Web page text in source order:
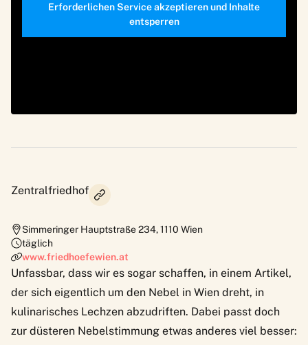
Erforderlichen Service akzeptieren und Inhalte
entsperren
Zentralfriedhof
Simmeringer Hauptstraße 234,1110 Wien
täglich
www.friedhoefewien.at
Unfassbar, dass wir es sogar schaffen, in einem Artikel,
der sich eigentlich um den Nebel in Wien dreht, in
kulinarisches Lechzen abzudriften. Dabei passt doch
zur düsteren Nebelstimmung etwas anderes viel besser: